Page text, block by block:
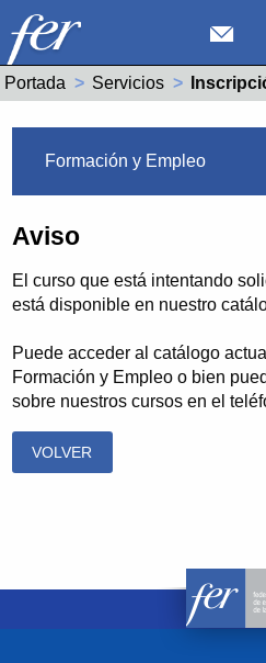
Portada Servicios Actual:
Formación y Empleo
Aviso
El curso que está intentando
está disponible en nuestro
Puede acceder al catálogo
Formación y Empleo o bien
sobre nuestros cursos en el
VOLVER